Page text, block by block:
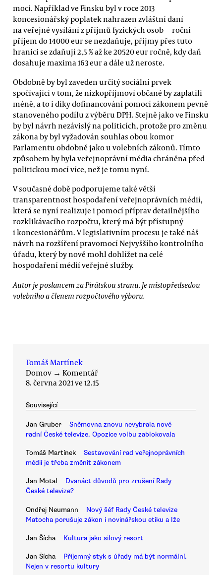
moci. Například ve Finsku byl v roce 2013
koncesionářský poplatek nahrazen zvláštní daní
na veřejné vysílání z příjmů fyzických osob — roční
příjem do 14000 eur se nezdaňuje, příjmy přes tuto
hranici se zdaňují 2,5 % až ke 20520 eur ročně, kdy daň
dosahuje maxima 163 eur a dále už neroste.
Obdobně by byl zaveden určitý sociální prvek
spočívající v tom, že nízkopříjmoví občané by zaplatili
méně, a to i díky dofinancování pomocí zákonem pevně
stanoveného podílu z výběru DPH. Stejně jako ve Finsku
by byl návrh nezávislý na politicích, protože pro změnu
zákona by byl vyžadován souhlas obou komor
Parlamentu obdobně jako u volebních zákonů. Tímto
způsobem by byla veřejnoprávní média chráněna před
politickou mocí více, než je tomu nyní.
V současné době podporujeme také větší
transparentnost hospodaření veřejnoprávních médií,
která se nyní realizuje i pomocí příprav detailnějšího
rozklikávacího rozpočtu, který má být přístupný
i koncesionářům. V legislativním procesu je také náš
návrh na rozšíření pravomocí Nejvyššího kontrolního
úřadu, který by nově mohl dohlížet na celé
hospodaření médií veřejné služby.
Autor je poslancem za Pirátskou stranu. Je místopředsedou
volebního a členem rozpočtového výboru.
Tomáš Martínek
Domov → Komentář
8. června 2021 ve 12.15
Související
Jan Gruber
Sněmovna znovu nevybrala nové
radní České televize. Opozice volbu zablokovala
Tomáš Martínek
Sestavování rad veřejnoprávních
médií je třeba změnit zákonem
Jan Motal
Dvanáct důvodů pro zrušení Rady
České televize?
Ondřej Neumann
Nový šéf Rady České televize
Matocha porušuje zákon i novinářskou etiku a lže
Jan Šícha Kultura jako silový resort
Jan Šícha
Příjemný styk s úřady má být normální.
Nejen v resortu kultury